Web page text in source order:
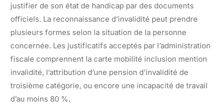
justifier de son état de handicap par des documents
officiels. La reconnaissance d’invalidité peut prendre
plusieurs formes selon la situation de la personne
concernée. Les justificatifs acceptés par l’administration
fiscale comprennent la carte mobilité inclusion mention
invalidité, l’attribution d’une pension d’invalidité de
troisième catégorie, ou encore une incapacité de travail
d’au moins 80 %.